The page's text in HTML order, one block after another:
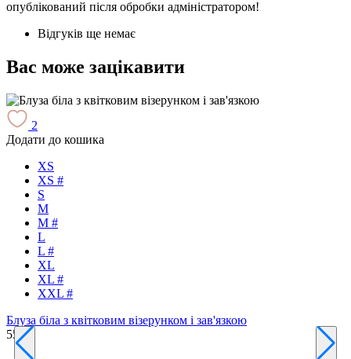
опублікований після обробки адміністратором!
Відгуків ще немає
Вас може зацікавити
2
Додати до кошика
XS
XS #
S
M
M #
L
L #
XL
XL #
XXL #
Блуза біла з квітковим візерунком і зав'язкою
550 ₴